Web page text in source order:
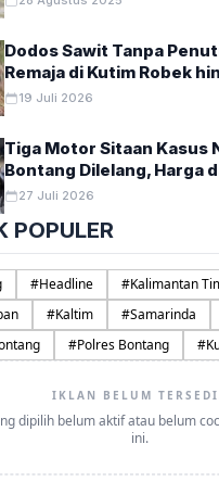
Dodos Sawit Tanpa
Remaja di Kutim Robek
19 Juli 2026
Tiga Motor Sitaan Kasus
Bontang Dilelang, Harga
27 Juli 2026
POPULER
#Headline #Kalimantan
#Kaltim #Samarinda
#Polres Bontang #
IKLAN BELUM
dipilih belum aktif atau belum
ini.